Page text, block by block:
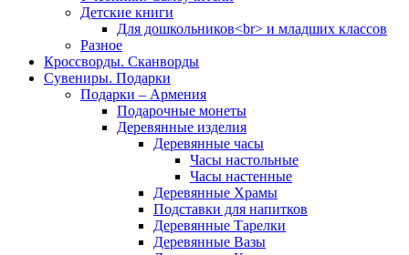
Детские книги
Для дошкольников<br> и младших классов
Разное
Кроссворды. Сканворды
Сувениры. Подарки
Подарки – Армения
Подарочные монеты
Деревянные изделия
Деревянные часы
Часы настольные
Часы настенные
Деревянные Храмы
Подставки для напитков
Деревянные Тарелки
Деревянные Вазы